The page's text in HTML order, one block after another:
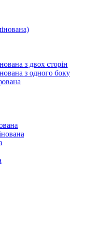
з двох сторін
з одного боку